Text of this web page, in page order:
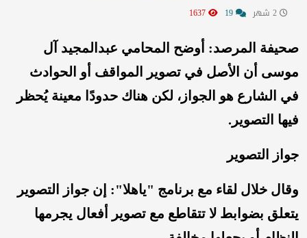
صحيفة المرصد: أوضح المحامي عبدالمجيد آل
موسى أن الأصل في تصوير المواقف أو الحوادث
في الشارع هو الجواز، لكن هناك حدودًا معينة يُحظر
فيها التصوير.
جواز التصوير
وقال خلال لقاء مع برنامج "ياهلا": إن جواز التصوير
يتعلق بضوابط لا تتقاطع مع تصوير أفعال يجرمها